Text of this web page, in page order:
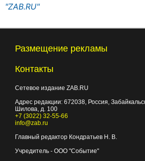
"ZAB.RU"
Размещение рекламы
Контакты
Сетевое издание ZAB.RU
Адрес редакции: 672038, Россия,
Шилова, д. 100
+7 (3022) 32-55-66
info@zab.ru
Главный редактор Кондратьев Н. В.
Учредитель - ООО "Событие"